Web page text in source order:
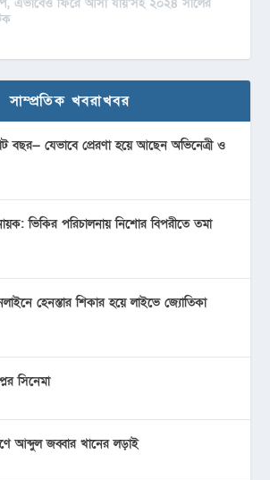
সাম্প্রতিক খবরাখবর
বছর— যেভাবে প্রেরণা হয়ে আছেন অভিনেত্রী ও
ভিকির পরিচালনায় নিশোর বিপরীতে তমা
হেনস্তার শিকার হয়ে লাইভে জ্যোতিকা
সিনেমা
আব্দুল জব্বার খানের লড়াই